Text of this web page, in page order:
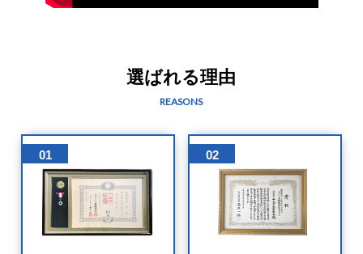
選ばれる理由
REASONS
01 02